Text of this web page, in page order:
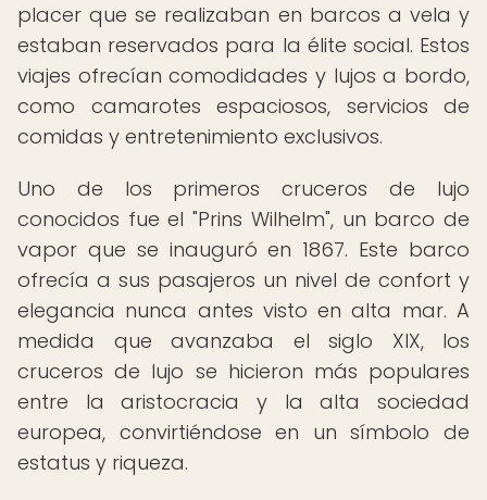
placer que se realizaban en barcos a vela y
estaban reservados para la élite social. Estos
viajes ofrecían comodidades y lujos a bordo,
como camarotes espaciosos, servicios de
comidas y entretenimiento exclusivos.
Uno de los primeros cruceros de lujo
conocidos fue el "Prins Wilhelm", un barco de
vapor que se inauguró en 1867. Este barco
ofrecía a sus pasajeros un nivel de confort y
elegancia nunca antes visto en alta mar. A
medida que avanzaba el siglo XIX, los
cruceros de lujo se hicieron más populares
entre la aristocracia y la alta sociedad
europea, convirtiéndose en un símbolo de
estatus y riqueza.